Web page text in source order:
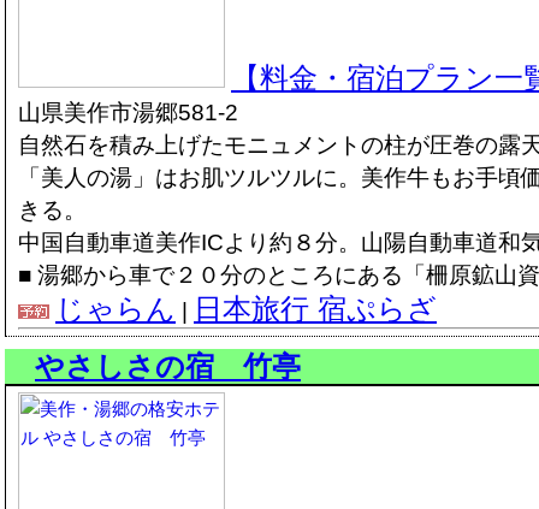
【料金・宿泊プラン一
山県美作市湯郷581-2
自然石を積み上げたモニュメントの柱が圧巻の露
「美人の湯」はお肌ツルツルに。美作牛もお手頃
きる。
中国自動車道美作ICより約８分。山陽自動車道和
■ 湯郷から車で２０分のところにある「柵原鉱山
じゃらん | 日本旅行 宿ぷらざ
やさしさの宿 竹亭